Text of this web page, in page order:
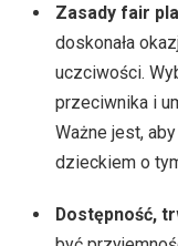
Zasady fair
doskonała
uczciwości.
przeciwnika i
Ważne jest,
dzieckiem o
Dostępność,